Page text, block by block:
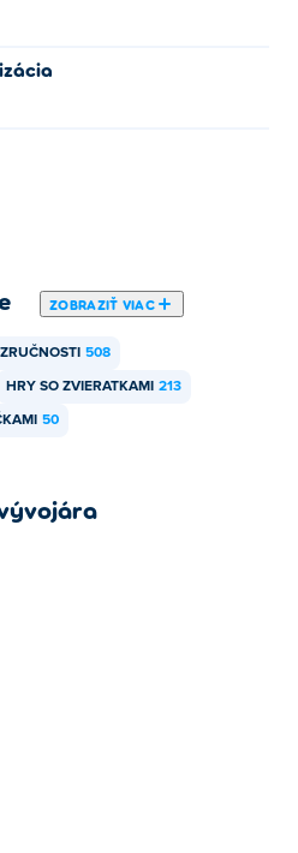
ZOBRAZIŤ VIAC
508
HRY SO ZVIERATKAMI 213
50